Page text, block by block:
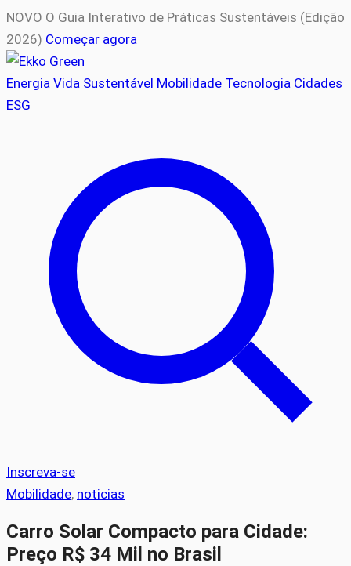
NOVO O Guia Interativo de Práticas Sustentáveis (Edição
2026) Começar agora
Energia Vida Sustentável Mobilidade Tecnologia Cidades
ESG
Inscreva-se
Mobilidade, noticias
Carro Solar Compacto para Cidade:
Preço R$ 34 Mil no Brasil